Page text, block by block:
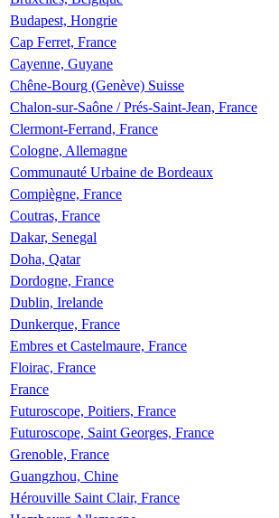
Budapest, Hongrie
Cap Ferret, France
Cayenne, Guyane
Chêne-Bourg (Genève) Suisse
Chalon-sur-Saône / Prés-Saint-Jean, France
Clermont-Ferrand, France
Cologne, Allemagne
Communauté Urbaine de Bordeaux
Compiègne, France
Coutras, France
Dakar, Senegal
Doha, Qatar
Dordogne, France
Dublin, Irelande
Dunkerque, France
Embres et Castelmaure, France
Floirac, France
France
Futuroscope, Poitiers, France
Futuroscope, Saint Georges, France
Grenoble, France
Guangzhou, Chine
Hérouville Saint Clair, France